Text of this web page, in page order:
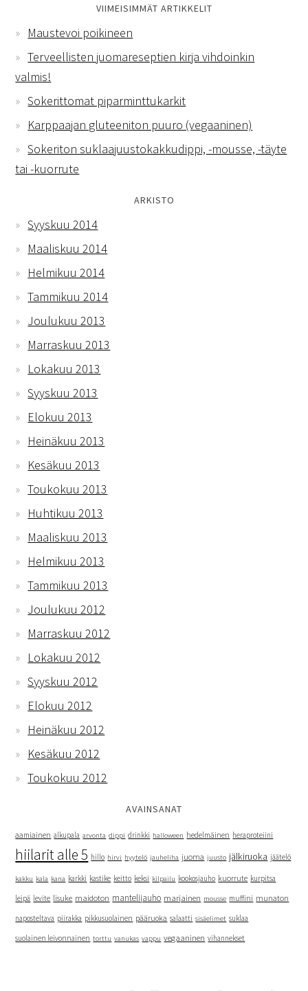
VIIMEISIMMÄT ARTIKKELIT
Maustevoi poikineen
Terveellisten juomareseptien kirja vihdoinkin
valmis!
Sokerittomat piparminttukarkit
Karppaajan gluteeniton puuro (vegaaninen)
Sokeriton suklaajuustokakkudippi, -mousse, -täyte
tai -kuorrute
ARKISTO
Syyskuu 2014
Maaliskuu 2014
Helmikuu 2014
Tammikuu 2014
Joulukuu 2013
Marraskuu 2013
Lokakuu 2013
Syyskuu 2013
Elokuu 2013
Heinäkuu 2013
Kesäkuu 2013
Toukokuu 2013
Huhtikuu 2013
Maaliskuu 2013
Helmikuu 2013
Tammikuu 2013
Joulukuu 2012
Marraskuu 2012
Lokakuu 2012
Syyskuu 2012
Elokuu 2012
Heinäkuu 2012
Kesäkuu 2012
Toukokuu 2012
AVAINSANAT
aamiainen alkupala arvonta dippi drinkki halloween hedelmäinen heraproteiini
hiilarit alle 5 hillo hirvi hyytelö jauheliha juoma juusto jälkiruoka jäätelö
kakku kala kana karkki kastike keitto keksi kilpailu kookosjauho kuorrute kurpitsa
leipä levite lisuke maidoton mantelijauho marjainen mousse muffini munaton
naposteltava piirakka pikkusuolainen pääruoka salaatti sisäelimet suklaa
suolainen leivonnainen torttu vanukas vappu vegaaninen vihannekset